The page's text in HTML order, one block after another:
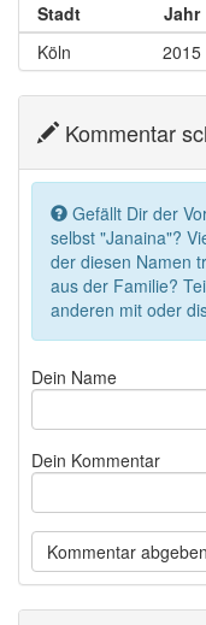
Stadt Jahr
Köln
2015
Kommentar
Gefällt Dir der
selbst "Janaina"?
der diesen Namen
aus der Familie?
anderen mit oder
Dein Name
Dein Kommentar